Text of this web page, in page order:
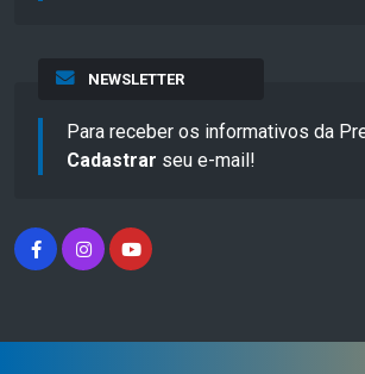
NEWSLETTER
Para receber os informativos da
Cadastrar seu e-mail!